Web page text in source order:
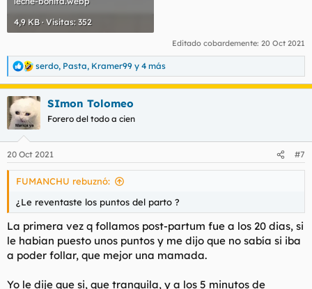
4,9 KB · Visitas: 352
Editado cobardemente: 20 Oct 2021
R
e
a
c
c
e
s
serdo, Pasta, Kramer99 y 4 más
SImon Tolomeo
Forero del todo a cien
20 Oct 2021 #7
FUMANCHU rebuznó:
¿Le reventaste los puntos del parto ?
La primera vez q follamos post-partum fue a los 20 dias, si
le habian puesto unos puntos y me dijo que no sabía si iba
a poder follar, que mejor una mamada.
Yo le dije que si, que tranquila, y a los 5 minutos de